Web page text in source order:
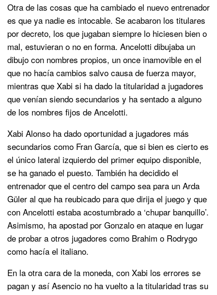
Otra de las cosas que ha cambiado el nuevo entrenador
es que ya nadie es intocable. Se acabaron los titulares
por decreto, los que jugaban siempre lo hiciesen bien o
mal, estuvieran o no en forma. Ancelotti dibujaba un
dibujo con nombres propios, un once inamovible en el
que no hacía cambios salvo causa de fuerza mayor,
mientras que Xabi si ha dado la titularidad a jugadores
que venían siendo secundarios y ha sentado a alguno
de los nombres fijos de Ancelotti.
Xabi Alonso ha dado oportunidad a jugadores más
secundarios como Fran García, que si bien es cierto es
el único lateral izquierdo del primer equipo disponible,
se ha ganado el puesto. También ha decidido el
entrenador que el centro del campo sea para un Arda
Güler al que ha reubicado para que dirija el juego y que
con Ancelotti estaba acostumbrado a ‘chupar banquillo’.
Asimismo, ha apostad por Gonzalo en ataque en lugar
de probar a otros jugadores como Brahim o Rodrygo
como hacía el italiano.
En la otra cara de la moneda, con Xabi los errores se
pagan y así Asencio no ha vuelto a la titularidad tras su